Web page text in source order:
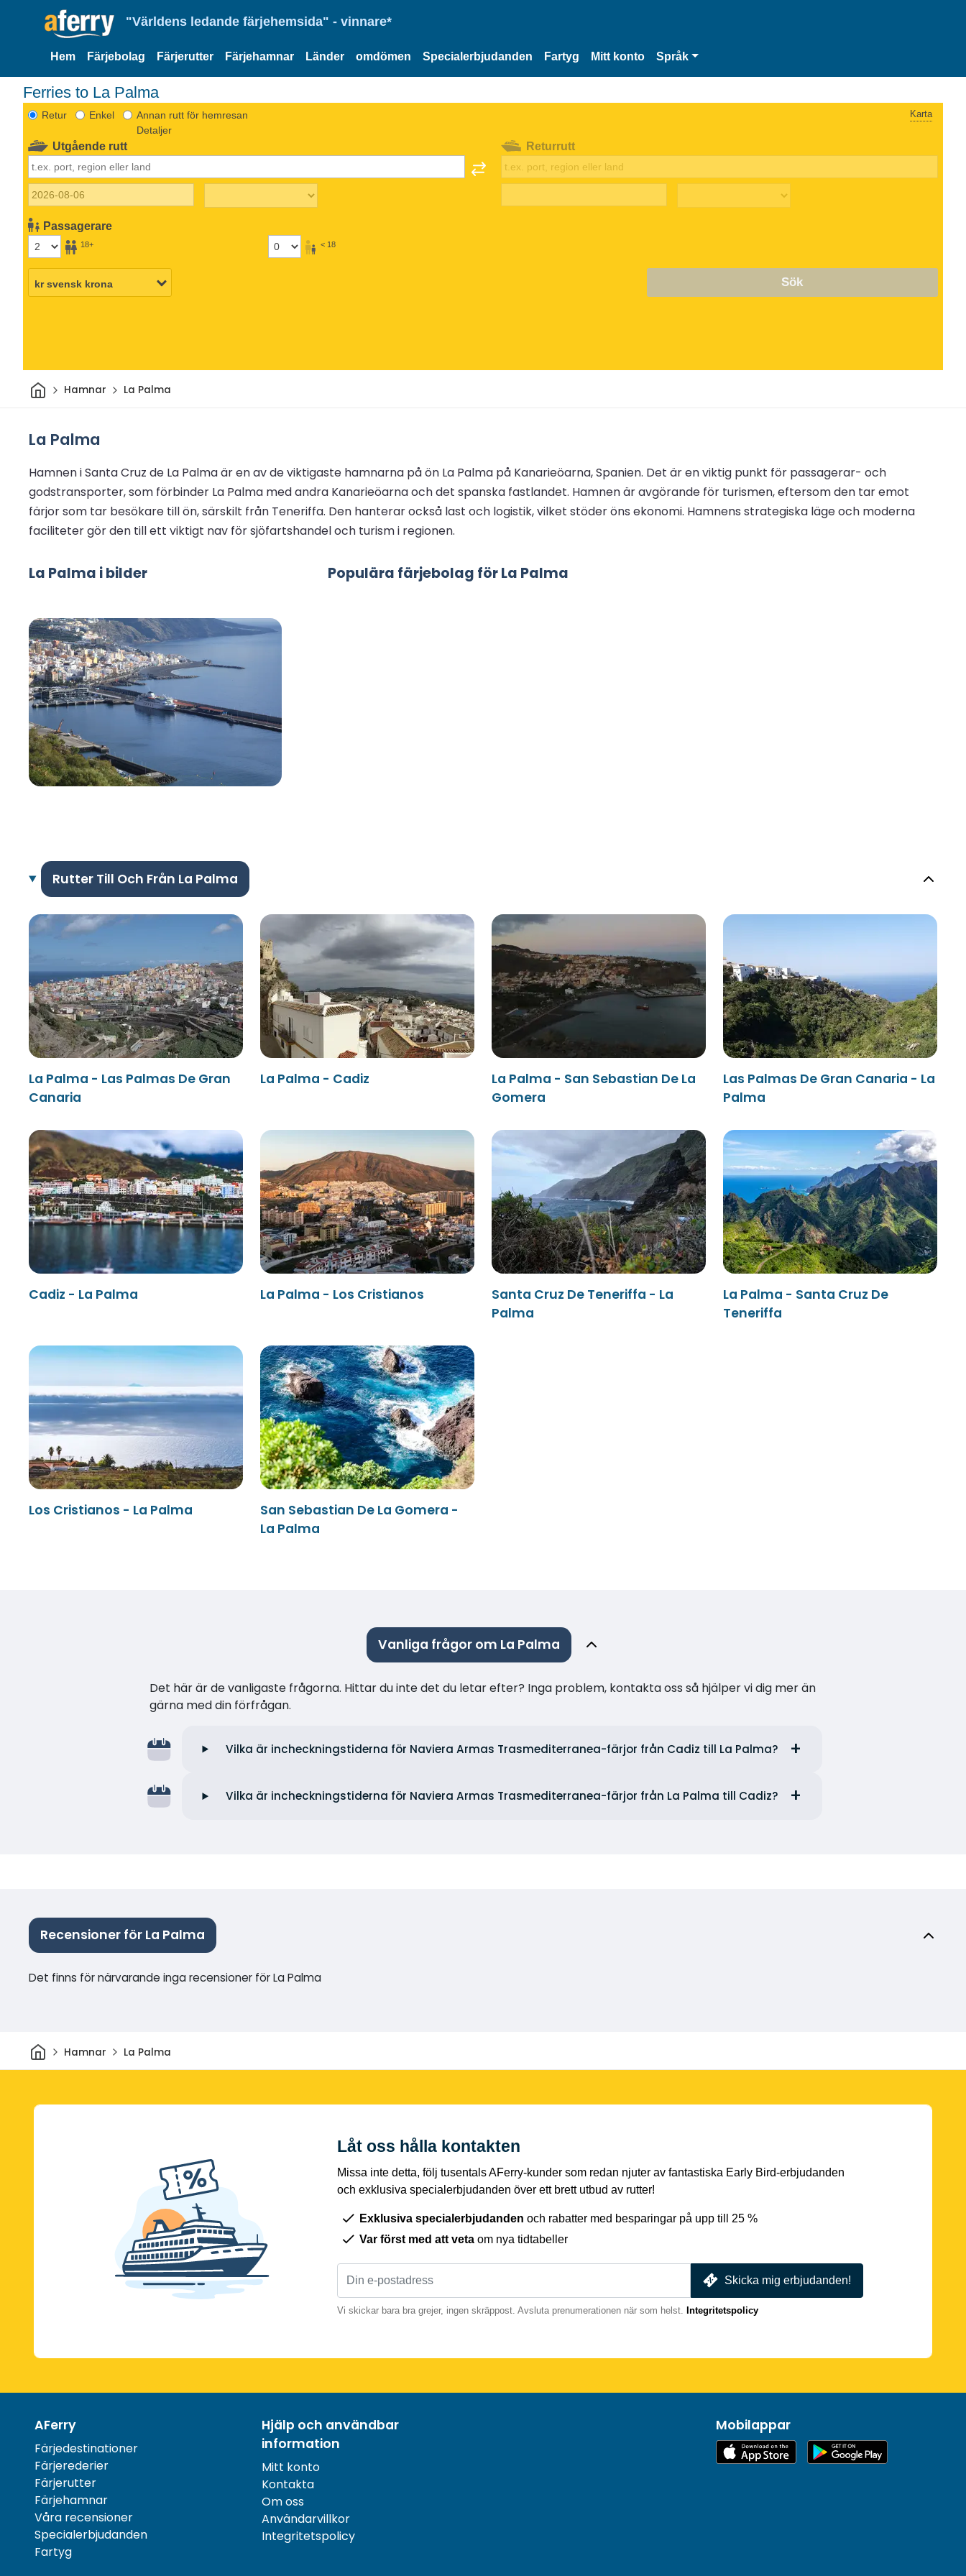
"Världens ledande färjehemsida" - vinnare*
Hem Färjebolag Färjerutter Färjehamnar Länder omdömen Specialerbjudanden Fartyg Mitt konto Språk
Ferries to La Palma
Retur Enkel
Annan rutt för hemresan
Detaljer
Karta
Utgående rutt
Passagerare
18+ < 18
Returrutt
Sök
HemHamnar La Palma
La Palma
Hamnen i Santa Cruz de La Palma är en av de viktigaste hamnarna på ön La Palma på Kanarieöarna, Spanien. Det är en viktig punkt för passagerar- och
godstransporter, som förbinder La Palma med andra Kanarieöarna och det spanska fastlandet. Hamnen är avgörande för turismen, eftersom den tar emot
färjor som tar besökare till ön, särskilt från Teneriffa. Den hanterar också last och logistik, vilket stöder öns ekonomi. Hamnens strategiska läge och moderna
faciliteter gör den till ett viktigt nav för sjöfartshandel och turism i regionen.
La Palma i bilder Populära färjebolag för La Palma
Rutter Till Och Från La Palma
La Palma - Las Palmas De Gran
Canaria
La Palma - Cadiz
La Palma - San Sebastian De La
Gomera
Las Palmas De Gran Canaria - La
Palma
Cadiz - La Palma La Palma - Los Cristianos
Santa Cruz De Teneriffa - La
Palma
La Palma - Santa Cruz De
Teneriffa
Los Cristianos - La Palma
San Sebastian De La Gomera -
La Palma
Vanliga frågor om La Palma
Det här är de vanligaste frågorna. Hittar du inte det du letar efter? Inga problem, kontakta oss så hjälper vi dig mer än
gärna med din förfrågan.
Vilka är incheckningstiderna för Naviera Armas Trasmediterranea-färjor från Cadiz till La Palma?
Vilka är incheckningstiderna för Naviera Armas Trasmediterranea-färjor från La Palma till Cadiz?
Recensioner för La Palma
Det finns för närvarande inga recensioner för La Palma
HemHamnar La Palma
Låt oss hålla kontakten
Missa inte detta, följ tusentals AFerry-kunder som redan njuter av fantastiska Early Bird-erbjudanden
och exklusiva specialerbjudanden över ett brett utbud av rutter!
Exklusiva specialerbjudanden och rabatter med besparingar på upp till 25 %
Var först med att veta om nya tidtabeller
Skicka mig erbjudanden!
Vi skickar bara bra grejer, ingen skräppost. Avsluta prenumerationen när som helst. Integritetspolicy
AFerry
Färjedestinationer
Färjerederier
Färjerutter
Färjehamnar
Våra recensioner
Specialerbjudanden
Fartyg
Hjälp och användbar
information
Mitt konto
Kontakta
Om oss
Användarvillkor
Integritetspolicy
Mobilappar